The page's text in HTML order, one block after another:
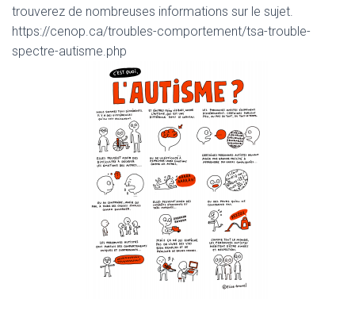
trouverez de nombreuses informations sur le sujet.
https://cenop.ca/troubles-comportement/tsa-trouble-
spectre-autisme.php